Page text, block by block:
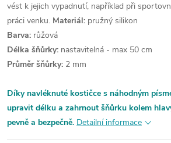
vést k jejich vypadnutí, například při
práci venku. Materiál: pružný silikon
Barva: růžová
Délka šňůrky: nastavitelná - max 50 cm
Průměr šňůrky: 2 mm
Díky navléknuté kostičce s náhodným
upravit délku a zahrnout šňůrku kolem
pevně a bezpečně. Detailní informace